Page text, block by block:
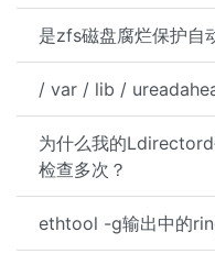
是zfs磁盘腐烂保护自
/ var / lib /
为什么我的
检查多次？
ethtool -g输出中的